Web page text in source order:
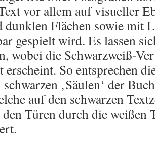
vor allem auf visueller
dunklen Flächen sowie mit
gespielt wird. Es lassen
wobei die Schwarzweiß-
erscheint. So entsprechen
‚Säulen‘ der
auf den schwarzen
Türen durch die weißen